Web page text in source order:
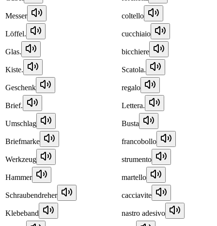
Messer coltello
Löffel. cucchiaio
Glas. bicchiere
Kiste. Scatola.
Geschenk regalo
Brief. Lettera.
Umschlag Busta
Briefmarke francobollo
Werkzeug strumento
Hammer martello
Schraubendreher cacciavite
Klebeband nastro adesivo